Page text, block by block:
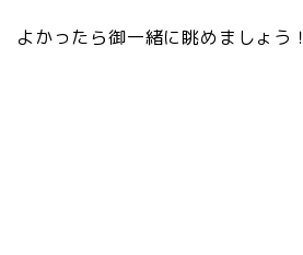
よかったら御一緒に眺めましょう！